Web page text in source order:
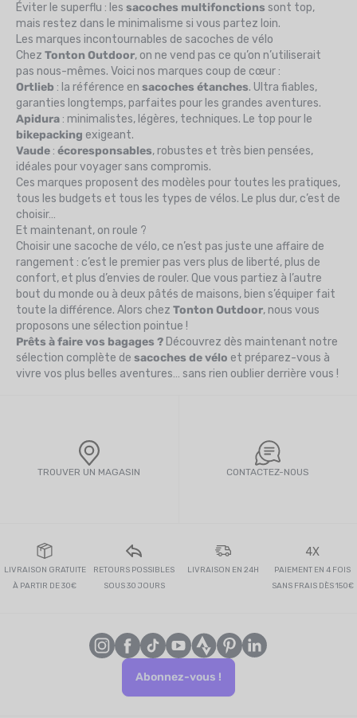
Éviter le superflu : les sacoches multifonctions sont top,
mais restez dans le minimalisme si vous partez loin.
Les marques incontournables de sacoches de vélo
Chez Tonton Outdoor, on ne vend pas ce qu’on n’utiliserait
pas nous-mêmes. Voici nos marques coup de cœur :
Ortlieb : la référence en sacoches étanches. Ultra fiables,
garanties longtemps, parfaites pour les grandes aventures.
Apidura : minimalistes, légères, techniques. Le top pour le
bikepacking exigeant.
Vaude : écoresponsables, robustes et très bien pensées,
idéales pour voyager sans compromis.
Ces marques proposent des modèles pour toutes les pratiques,
tous les budgets et tous les types de vélos. Le plus dur, c’est de
choisir…
Et maintenant, on roule ?
Choisir une sacoche de vélo, ce n’est pas juste une affaire de
rangement : c’est le premier pas vers plus de liberté, plus de
confort, et plus d’envies de rouler. Que vous partiez à l’autre
bout du monde ou à deux pâtés de maisons, bien s’équiper fait
toute la différence. Alors chez Tonton Outdoor, nous vous
proposons une sélection pointue !
Prêts à faire vos bagages ? Découvrez dès maintenant notre
sélection complète de sacoches de vélo et préparez-vous à
vivre vos plus belles aventures… sans rien oublier derrière vous !
TROUVER UN MAGASIN CONTACTEZ-NOUS
LIVRAISON GRATUITE
À PARTIR DE 30€
RETOURS POSSIBLES
SOUS 30 JOURS
LIVRAISON EN 24H
4X
PAIEMENT EN 4 FOIS
SANS FRAIS DÈS 150€
Abonnez-vous !